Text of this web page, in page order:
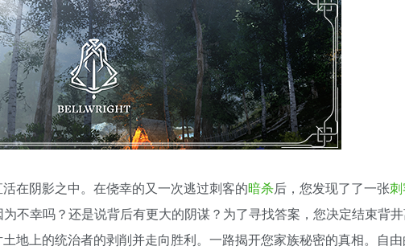
在阴影之中。在侥幸的又一次逃过刺客的暗杀后，您发现了了一张
不幸吗？还是说背后有更大的阴谋？为了寻找答案，您决定结束背
地上的统治者的剥削并走向胜利。一路揭开您家族秘密的真相。自